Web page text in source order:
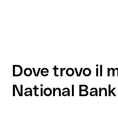
Dove trovo il
National